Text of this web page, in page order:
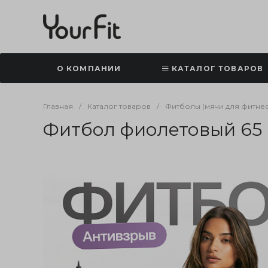
О КОМПАНИИ КАТАЛОГ ТОВАРОВ
Главная / Каталог товаров / Фитболы (мячи для
Фитбол фиолетовый 65